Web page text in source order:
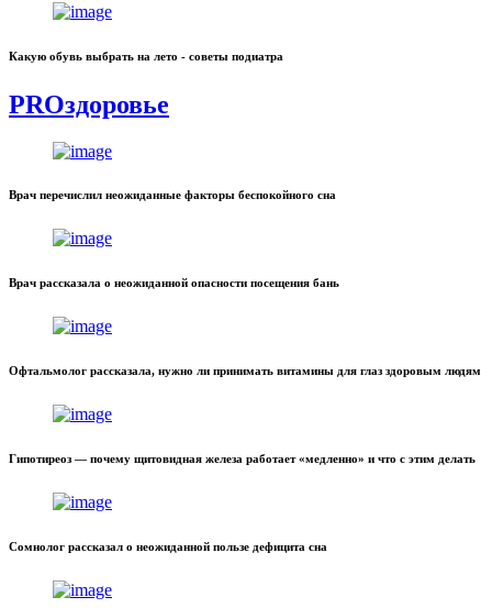
Какую обувь выбрать на лето - советы подиатра
PROздоровье
Врач перечислил неожиданные факторы беспокойного сна
Врач рассказала о неожиданной опасности посещения бань
Офтальмолог рассказала, нужно ли принимать витамины для глаз здоровым людям
Гипотиреоз — почему щитовидная железа работает «медленно» и что с этим делать
Сомнолог рассказал о неожиданной пользе дефицита сна